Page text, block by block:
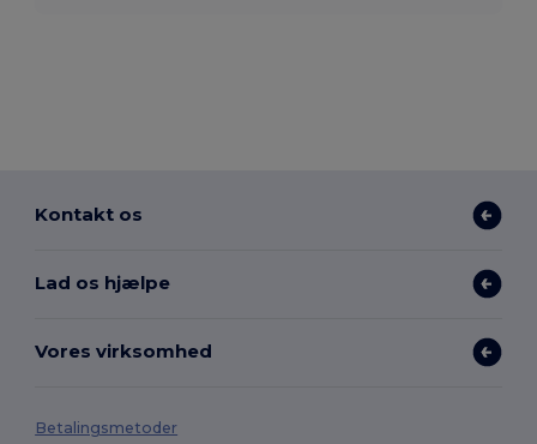
Kontakt os
Lad os hjælpe
Vores virksomhed
Betalingsmetoder